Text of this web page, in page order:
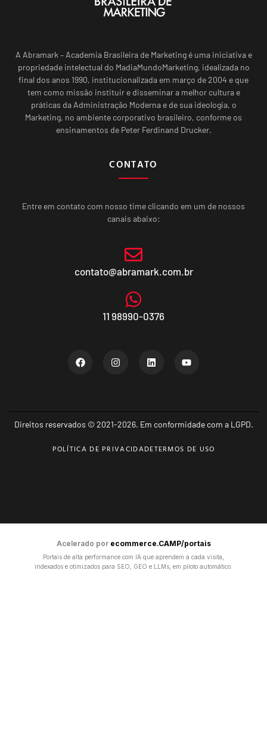
A Abramark – Academia Brasileira de Marketing é uma iniciativa e
propriedade intelectual do MadiaMundoMarketing, idealizada no
final dos anos 1990, institucionalizada em março de 2004 e que
tem como missão instituir e disseminar a melhor cultura e
práticas da Administração Moderna e de sua ideologia, o
Marketing, no ambiente corporativo brasileiro, conforme os
ensinamentos de Peter Ferdinand Drucker.
CONTATO
Entre em contato com nosso time clicando em um de nossos
canais abaixo:
contato@abramark.com.br
11 98990-0376
Direitos reservados © 2021-2026. Em conformidade com a LGPD.
POLÍTICA DE PRIVACIDADETERMOS DE USO
Acelerado por ecommerce.CAMP/portais
Portais de alta performance com IA que aprendem a cada visita,
indexados e otimizados para SEO, GEO e LLMs, em piloto automático.